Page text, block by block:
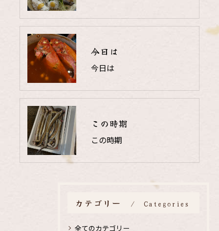
今日は
今日は
この時期
この時期
カテゴリー Categories
全てのカテゴリー